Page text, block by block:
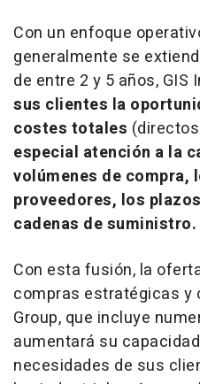
Con un enfoque
generalmente se
de entre 2 y 5 años, GIS
sus clientes la
costes totales
especial atención a la
volúmenes de compra,
proveedores, los
cadenas de suministro.
Con esta fusión, la
compras estratégicas y
Group, que incluye
aumentará su
necesidades de sus